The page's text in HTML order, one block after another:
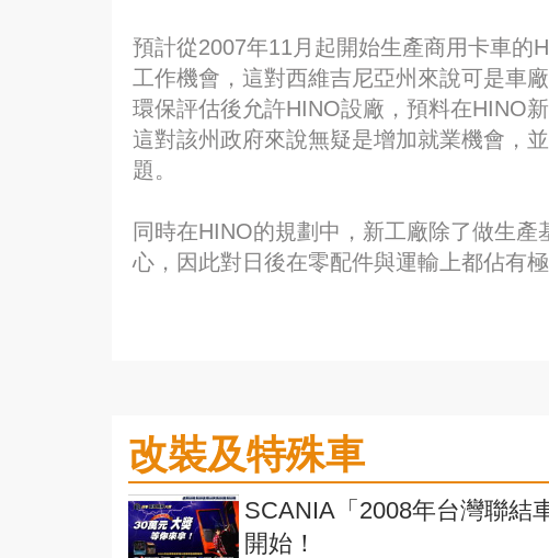
預計從2007年11月起開始生產商用卡車的
工作機會，這對西維吉尼亞州來說可是車
環保評估後允許HINO設廠，預料在HINO
這對該州政府來說無疑是增加就業機會，
題。
同時在HINO的規劃中，新工廠除了做生
心，因此對日後在零配件與運輸上都佔有極
改裝及特殊車
SCANIA「2008年台灣聯結
開始！